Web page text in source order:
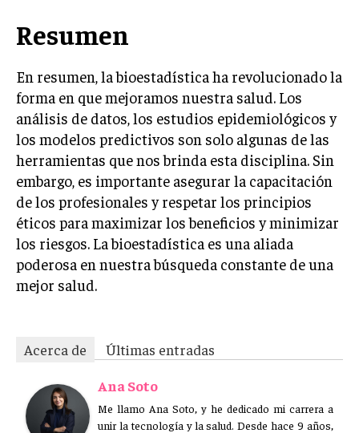
Resumen
En resumen, la bioestadística ha revolucionado la
forma en que mejoramos nuestra salud. Los
análisis de datos, los estudios epidemiológicos y
los modelos predictivos son solo algunas de las
herramientas que nos brinda esta disciplina. Sin
embargo, es importante asegurar la capacitación
de los profesionales y respetar los principios
éticos para maximizar los beneficios y minimizar
los riesgos. La bioestadística es una aliada
poderosa en nuestra búsqueda constante de una
mejor salud.
Acerca de
Últimas entradas
Ana Soto
Me llamo Ana Soto, y he dedicado mi carrera a
unir la tecnología y la salud. Desde hace 9 años,